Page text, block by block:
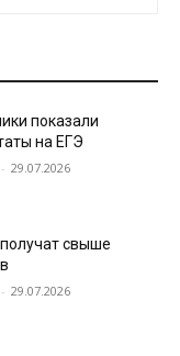
показали
на ЕГЭ
- 29.07.2026
свыше
- 29.07.2026